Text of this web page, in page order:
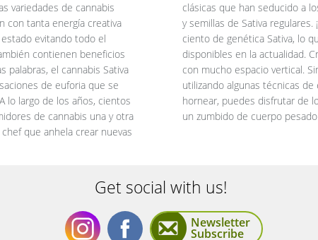
variedades de cannabis
con tanta energía creativa
evitando todo el
contienen beneficios
palabras, el cannabis Sativa
de euforia que se
lo largo de los años, cientos
de cannabis una y otra
que anhela crear nuevas
feminizadas
contienen casi un 100 por
variedades más puras
cultivarlos en áreas
el crecimiento vertical
cepas para despertar y
del día sin preocuparte por
un zumbido de cuerpo pesado
Get social with us!
Newsletter
Subscribe